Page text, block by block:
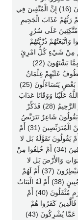
تَصْبِرُوا سَوَاءٌ عَلَيْكُمْ إِنَّمَا تُجْزَوْنَ مَا كُنتُمْ تَعْمَلُونَ (16) إِنَّ الْمُتَّقِينَ فِي
وَوَقَاهُمْ رَبُّهُمْ عَذَابَ الْجَحِيمِ
وَاشْرَبُوا هَنِيئاً بِمَا كُنتُمْ تَعْمَلُونَ (19) مُتَّكِئِينَ عَلَى سُرُرٍ
وَالَّذِينَ آمَنُوا وَاتَّبَعَتْهُمْ ذُرِّيَّتُهُمْ
مِنْ شَيْءٍ كُلُّ امْرِئٍ
بِمَا كَسَبَ رَهِينٌ (21) وَأَمْدَدْنَاهُمْ بِفَاكِهَةٍ وَلَحْمٍ مِمَّا يَشْتَهُونَ (22)
كَأْساً لا لَغْوٌ فِيهَا وَلا تَأْثِيمٌ (23) وَيَطُوفُ عَلَيْهِمْ غِلْمَانٌ
لَهُمْ كَأَنَّهُمْ لُؤْلُؤٌ مَكْنُونٌ (24) وَأَقْبَلَ بَعْضُهُمْ عَلَى بَعْضٍ يَتَسَاءَلُونَ (25)
أَهْلِنَا مُشْفِقِينَ (26) فَمَنَّ اللَّهُ عَلَيْنَا وَوَقَانَا عَذَابَ
السَّمُومِ (27) إِنَّا كُنَّا مِنْ قَبْلُ نَدْعُوهُ إِنَّهُ هُوَ الْبَرُّ الرَّحِيمُ (28) فَذَكِّرْ
رَبِّكَ بِكَاهِنٍ وَلا مَجْنُونٍ (29) أَمْ يَقُولُونَ شَاعِرٌ نَتَرَبَّصُ
بِهِ رَيْبَ الْمَنُونِ (30) قُلْ تَرَبَّصُوا فَإِنِّي مَعَكُمْ مِنْ الْمُتَرَبِّصِينَ (31) أَمْ
أَحْلامُهُمْ بِهَذَا أَمْ هُمْ قَوْمٌ طَاغُونَ (32) أَمْ يَقُولُونَ تَقَوَّلَهُ بَل لا
يُؤْمِنُونَ (33) فَلْيَأْتُوا بِحَدِيثٍ مِثْلِهِ إِنْ كَانُوا صَادِقِينَ (34) أَمْ خُلِقُوا مِنْ
خَلَقُوا السَّمَوَاتِ وَالأَرْضَ بَل لا
يُوقِنُونَ (36) أَمْ عِنْدَهُمْ خَزَائِنُ رَبِّكَ أَمْ هُمْ الْمُسَيْطِرُونَ (37) أَمْ لَهُمْ
سُلَّمٌ يَسْتَمِعُونَ فِيهِ فَلْيَأْتِ مُسْتَمِعُهُمْ بِسُلْطَانٍ مُبِينٍ (38) أَمْ لَهُ الْبَنَاتُ
وَلَكُمْ الْبَنُونَ (39) أَمْ تَسْأَلُهُمْ أَجْراً فَهُمْ مِنْ مَغْرَمٍ مُثْقَلُونَ (40) أَمْ
يُرِيدُونَ كَيْداً فَالَّذِينَ كَفَرُوا هُمْ
الْمَكِيدُونَ (42) أَمْ لَهُمْ إِلَهٌ غَيْرُ اللَّهِ سُبْحَانَ اللَّهِ عَمَّا يُشْرِكُونَ (43)